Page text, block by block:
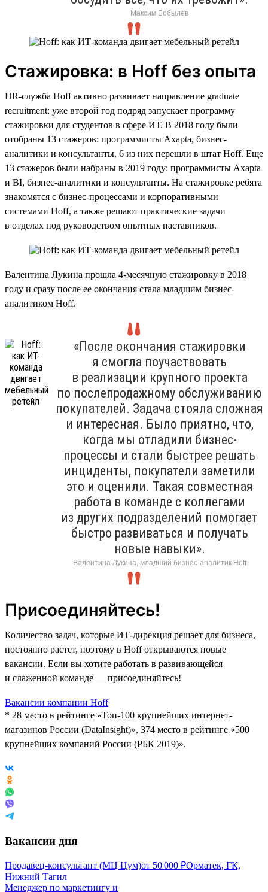
Максим Бобылев
Стажировка: в Hoff без опыта
HR-служба Hoff активно развивает направление graduate
recruitment: уже второй год подряд запускает программу
стажировки для студентов в сфере ИТ. В 2018 году были
отобраны 13 стажеров: программисты Axapta, бизнес-
аналитики и консультанты, 6 из них перешли в штат Hoff. Еще
13 стажеров были набраны в 2019 году: программисты Axapta
и BI, бизнес-аналитики и консультанты. На стажировке ребята
знакомятся с бизнес-процессами и корпоративными
системами Hoff, а также решают практические задачи
в отделах под руководством опытных наставников.
Валентина Лукина прошла 4-месячную стажировку в 2018
году и сразу после ее окончания стала младшим бизнес-
аналитиком Hoff.
«После окончания стажировки
я смогла поучаствовать
в реализации крупного проекта
по послепродажному обслуживанию
покупателей. Задача стояла сложная
и интересная. Было приятно, что,
когда мы отладили бизнес-
процессы и стали быстрее решать
инциденты, покупатели заметили
это и оценили. Такая совместная
работа в команде с коллегами
из других подразделений помогает
быстро развиваться и получать
новые навыки».
Валентина Лукина, младший бизнес-аналитик Hoff
Присоединяйтесь!
Количество задач, которые ИТ-дирекция решает для бизнеса,
постоянно растет, поэтому в Hoff открываются новые
вакансии. Если вы хотите работать в развивающейся
и слаженной команде — присоединяйтесь!
Вакансии компании Hoff
* 28 место в рейтинге «Топ-100 крупнейших интернет-
магазинов России (DataInsight)», 374 место в рейтинге «500
крупнейших компаний России (РБК 2019)».
Вакансии дня
Продавец-консультант (МЦ Цум)от 50 000 ₽Орматек, ГК,
Нижний Тагил
Менеджер по маркетингу и